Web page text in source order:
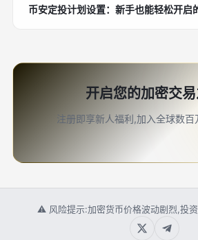
币安定投计划设置：新手也能轻松开启
开启您的加密交
注册即享新人福利,加入全球数
⚠ 风险提示:加密货币价格波动剧烈,投